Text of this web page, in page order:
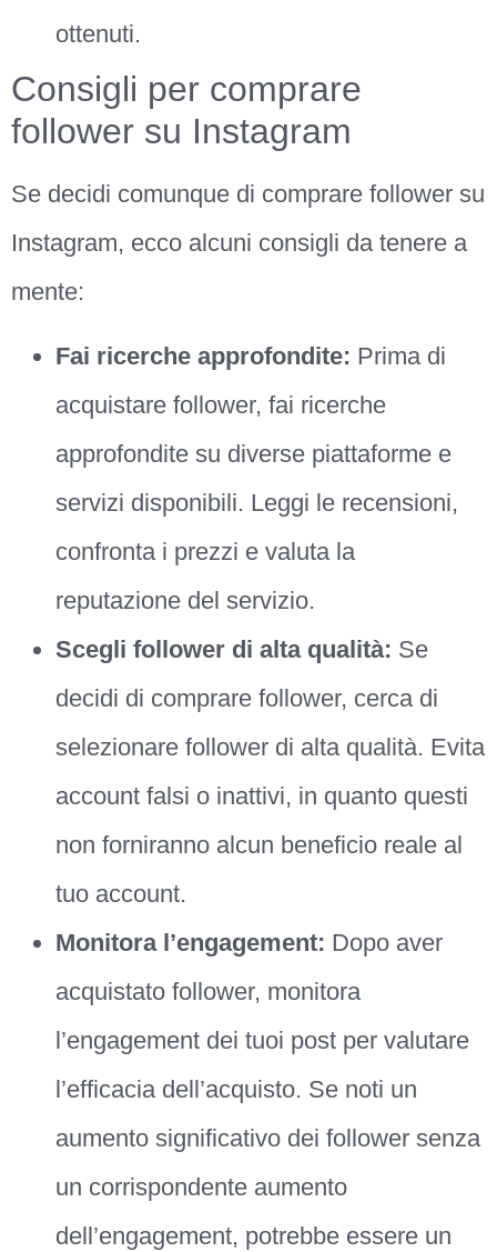
ottenuti.
Consigli per comprare
follower su Instagram
Se decidi comunque di comprare follower su
Instagram, ecco alcuni consigli da tenere a
mente:
Fai ricerche approfondite: Prima di
acquistare follower, fai ricerche
approfondite su diverse piattaforme e
servizi disponibili. Leggi le recensioni,
confronta i prezzi e valuta la
reputazione del servizio.
Scegli follower di alta qualità: Se
decidi di comprare follower, cerca di
selezionare follower di alta qualità. Evita
account falsi o inattivi, in quanto questi
non forniranno alcun beneficio reale al
tuo account.
Monitora l’engagement: Dopo aver
acquistato follower, monitora
l’engagement dei tuoi post per valutare
l’efficacia dell’acquisto. Se noti un
aumento significativo dei follower senza
un corrispondente aumento
dell’engagement, potrebbe essere un